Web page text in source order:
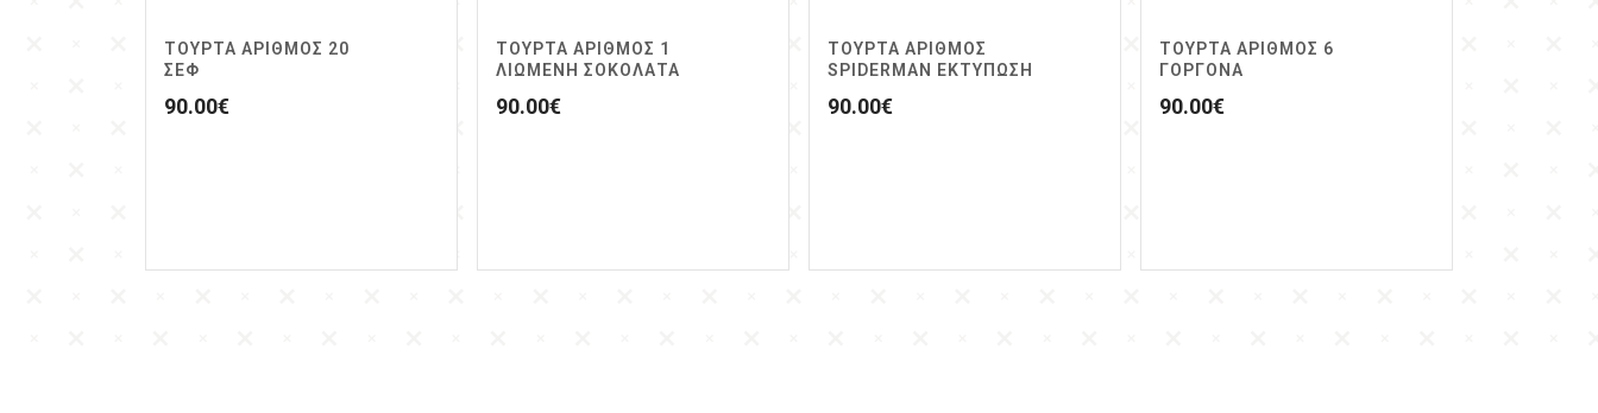
ΤΟΥΡΤΑ ΑΡΙΘΜΟΣ 20
ΣΕΦ
90.00€
ΤΟΥΡΤΑ ΑΡΙΘΜΟΣ 1
ΛΙΩΜΕΝΗ ΣΟΚΟΛΑΤΑ
90.00€
ΤΟΥΡΤΑ ΑΡΙΘΜΟΣ
SPIDERMAN ΕΚΤΥΠΩΣΗ
90.00€
ΤΟΥΡΤΑ ΑΡΙΘΜΟΣ 6
ΓΟΡΓΟΝΑ
90.00€